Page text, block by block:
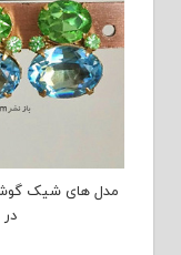
مدل های شیک